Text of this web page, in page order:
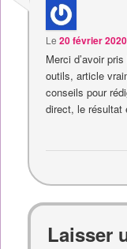
Le20 février
Merci d’avoir
outils, article
conseils pour
direct, le résultat
Laisser